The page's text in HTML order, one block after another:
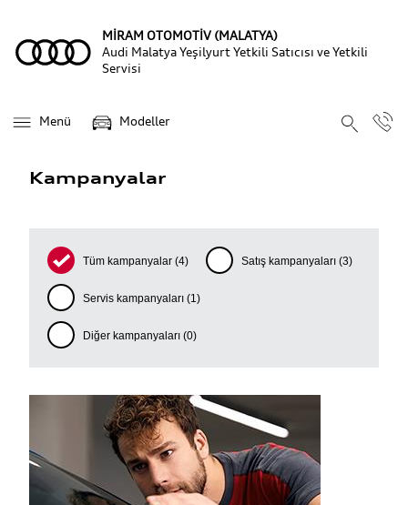
MİRAM OTOMOTİV (MALATYA)
Audi Malatya Yeşilyurt Yetkili Satıcısı ve Yetkili
Servisi
Menü Modeller
Kampanyalar
Tüm kampanyalar (4) Satış kampanyaları (3)
Servis kampanyaları (1)
Diğer kampanyaları (0)